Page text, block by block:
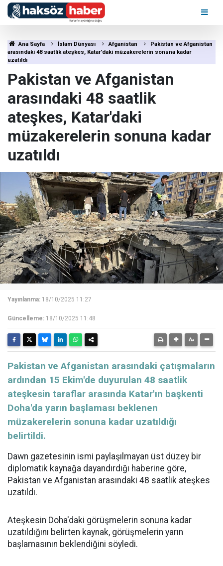
Ana Sayfa İslam Dünyası Afganistan
Pakistan ve Afganistan
arasındaki 48 saatlik ateşkes, Katar'daki müzakerelerin sonuna kadar
uzatıldı
Pakistan ve Afganistan
arasındaki 48 saatlik
ateşkes, Katar'daki
müzakerelerin sonuna kadar
uzatıldı
Yayınlanma: 18/10/2025 11:27
Güncelleme: 18/10/2025 11:48
Pakistan ve Afganistan arasındaki çatışmaların
ardından 15 Ekim'de duyurulan 48 saatlik
ateşkesin taraflar arasında Katar'ın başkenti
Doha'da yarın başlaması beklenen
müzakerelerin sonuna kadar uzatıldığı
belirtildi.
Dawn gazetesinin ismi paylaşılmayan üst düzey bir
diplomatik kaynağa dayandırdığı haberine göre,
Pakistan ve Afganistan arasındaki 48 saatlik ateşkes
uzatıldı.
Ateşkesin Doha'daki görüşmelerin sonuna kadar
uzatıldığını belirten kaynak, görüşmelerin yarın
başlamasının beklendiğini söyledi.